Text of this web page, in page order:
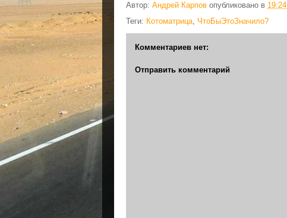
Автор: Андрей Карпов опубликовано в 19:24
Теги: Котоматрица, ЧтоБыЭтоЗначило?
Комментариев нет:
Отправить комментарий